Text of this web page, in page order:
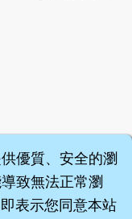
優質、安全的瀏
致無法正常瀏
表示您同意本站